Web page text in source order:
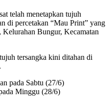
telah menetapkan tujuh
di percetakan “Mau Print” yang
Bungur, Kecamatan
tersangka kini ditahan di
pada Sabtu (27/6)
Minggu (28/6)